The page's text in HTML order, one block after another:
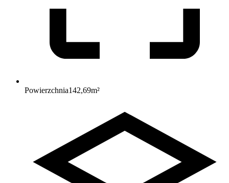
Powierzchnia142,69m²